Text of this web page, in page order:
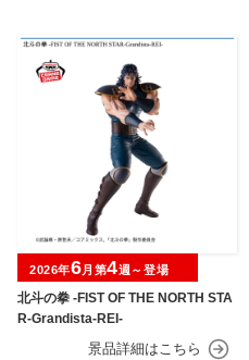
北斗の拳 -FIST OF THE NORTH STA
R-Grandista-REI-
2026年6月第4週～登場